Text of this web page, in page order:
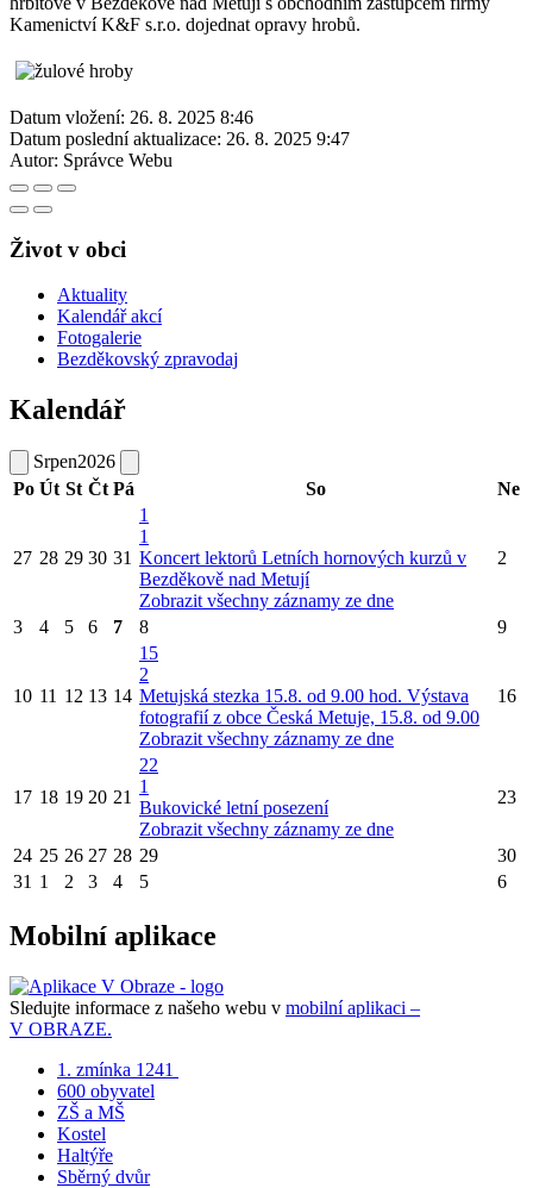
Kamenictví K&F s.r.o. dojednat opravy hrobů.
Datum vložení: 26. 8. 2025 8:46
Datum poslední aktualizace: 26. 8. 2025 9:47
Autor: Správce Webu
Život v obci
Aktuality
Kalendář akcí
Fotogalerie
Bezděkovský zpravodaj
Kalendář
Srpen2026
Po Út St Čt Pá So Ne
27 28 29 30 31
1
1
Koncert lektorů Letních hornových kurzů v
Bezděkově nad Metují
Zobrazit všechny záznamy ze dne
2
3 4 5 6 7 8 9
10 11 12 13 14
15
2
Metujská stezka 15.8. od 9.00 hod. Výstava
fotografií z obce Česká Metuje, 15.8. od 9.00
Zobrazit všechny záznamy ze dne
16
17 18 19 20 21
22
1
Bukovické letní posezení
Zobrazit všechny záznamy ze dne
23
24 25 26 27 28 29
30
31 1 2 3 4 5 6
Mobilní aplikace
Sledujte informace z našeho webu v mobilní aplikaci –
V OBRAZE.
1. zmínka 1241
600 obyvatel
ZŠ a MŠ
Kostel
Haltýře
Sběrný dvůr